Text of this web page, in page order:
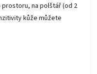
na polštář (od 2
kůže můžete